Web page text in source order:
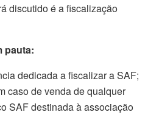
discutido é a fiscalização
pauta:
dedicada a fiscalizar a SAF;
caso de venda de qualquer
SAF destinada à associação